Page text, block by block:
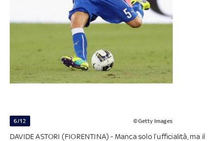
6/12 ©Getty Images
DAVIDE ASTORI (FIORENTINA) - Manca solo l’ufficialità, ma il